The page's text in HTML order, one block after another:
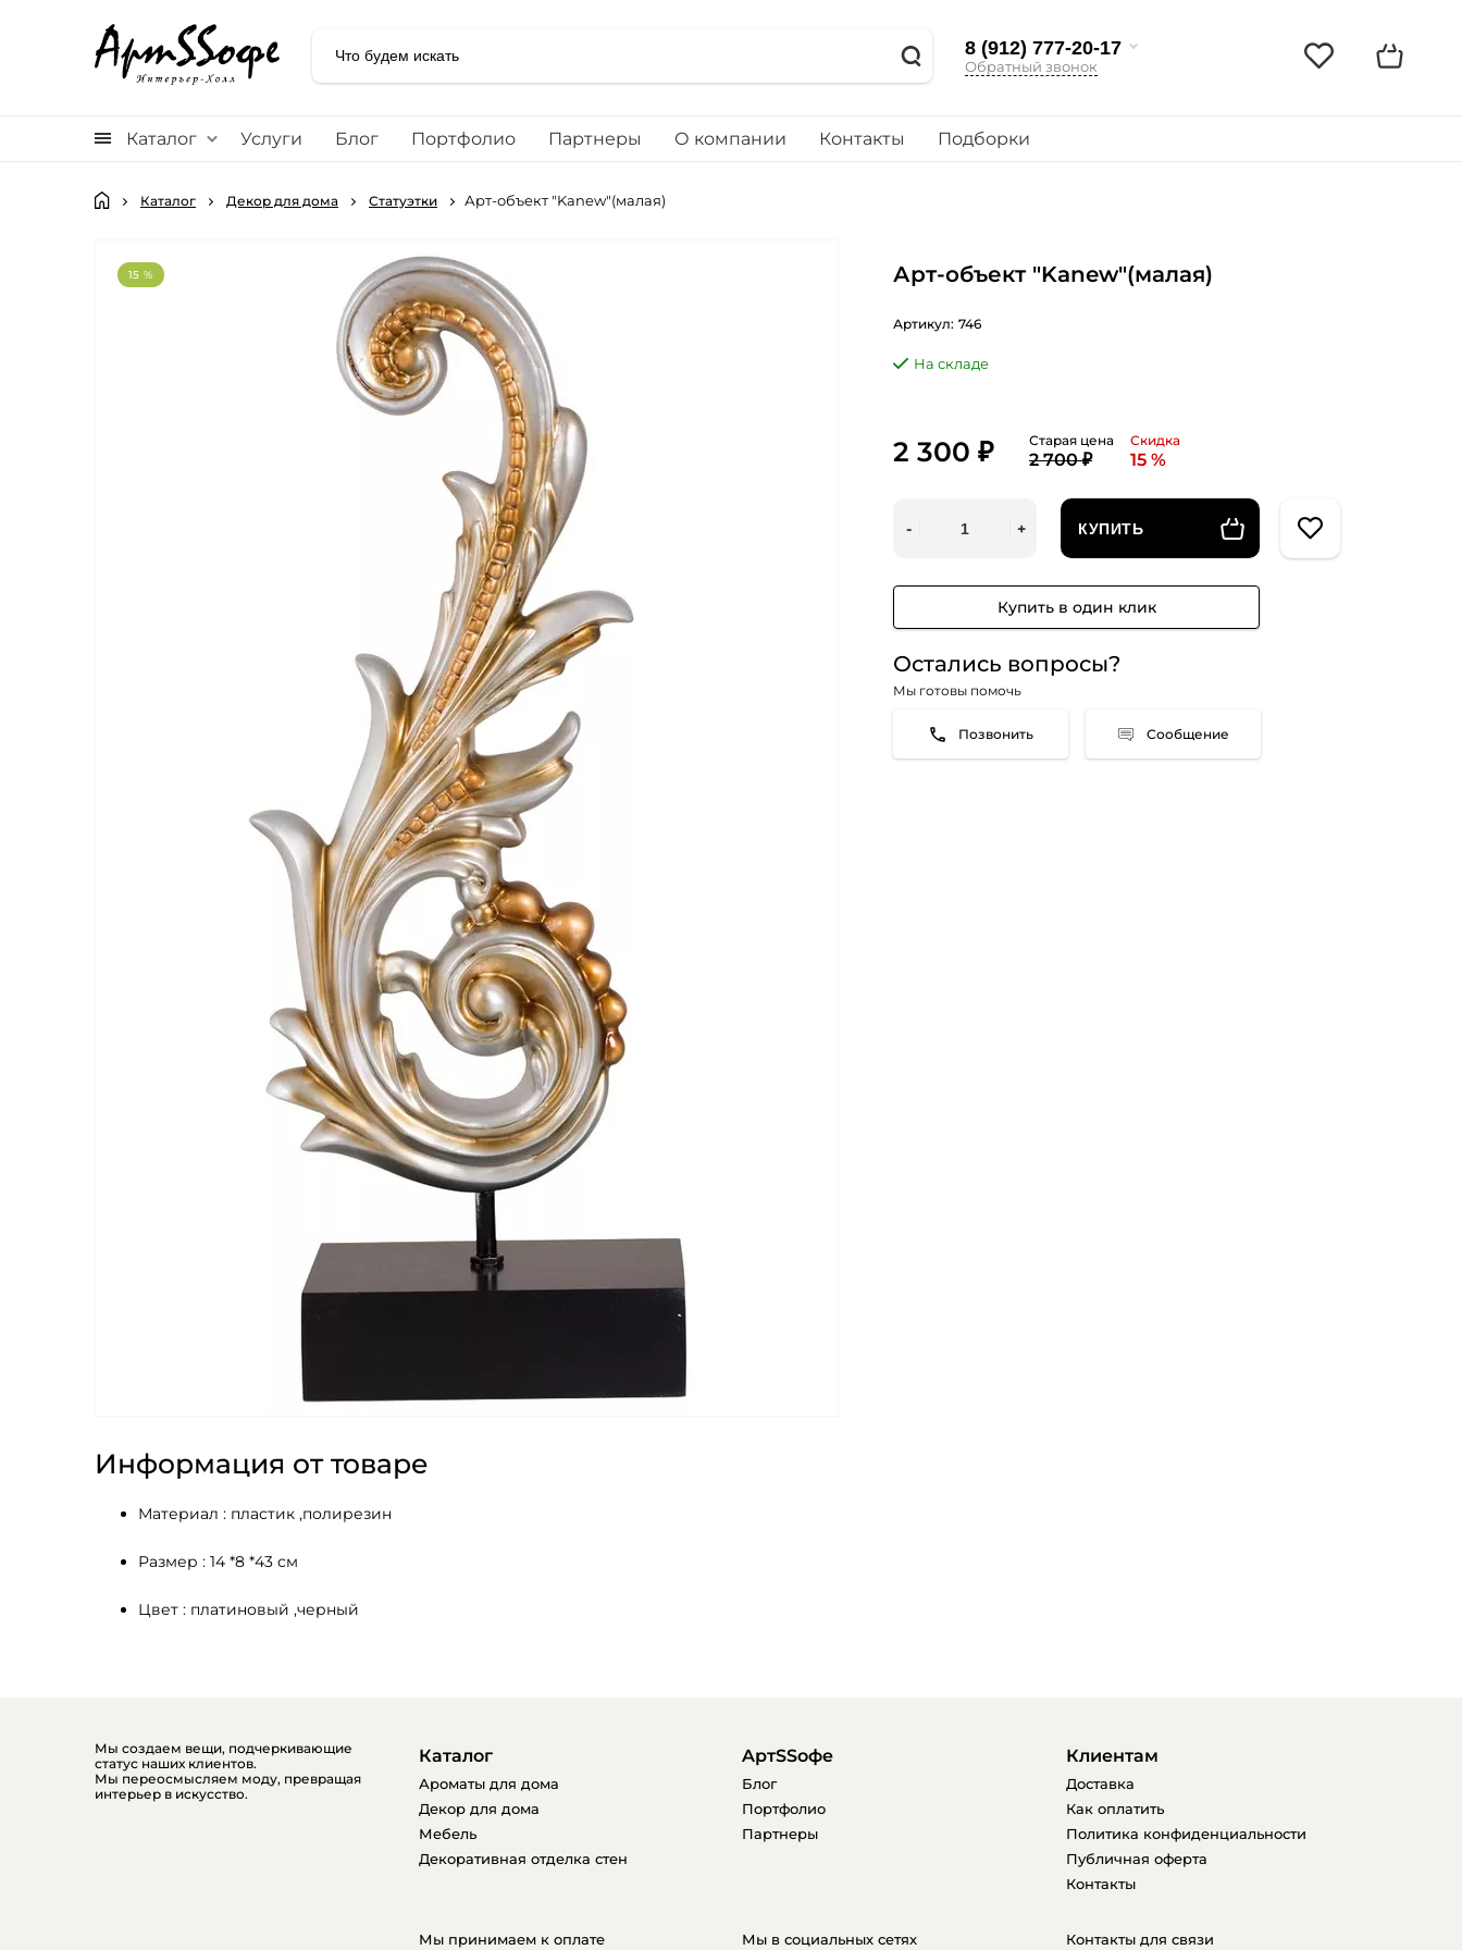
8 (912) 777-20-17
Обратный звонок
Каталог Услуги Блог Портфолио Партнеры О компании Контакты Подборки
Каталог Декор для дома Статуэтки Арт-объект "Kanew"(малая)
15 %
Информация от товаре
Материал : пластик ,полирезин
Размер : 14 *8 *43 см
Цвет : платиновый ,черный
Арт-объект "Kanew"(малая)
Артикул: 746
На складе
2 300 ₽ Старая цена
2 700 ₽
Скидка
15 %
КУПИТЬ
Купить в один клик
Остались вопросы?
Мы готовы помочь
Сообщение
Мы создаем вещи, подчеркивающие
статус наших клиентов.
Мы переосмысляем моду, превращая
интерьер в искусство.
Каталог
Ароматы для дома
Декор для дома
Мебель
Декоративная отделка стен
AртSSофе
Блог
Портфолио
Партнеры
Клиентам
Доставка
Как оплатить
Политика конфиденциальности
Публичная оферта
Контакты
Мы принимаем к оплате Мы в социальных сетях Контакты для связи